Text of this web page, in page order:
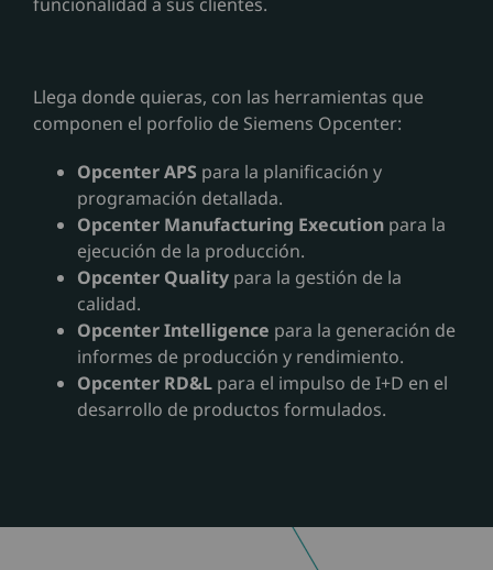
Llega donde quieras, con las herramientas que
componen el porfolio de Siemens Opcenter:
Opcenter APS para la planificación y
programación detallada.
Opcenter Manufacturing Execution para la
ejecución de la producción.
Opcenter Quality para la gestión de la
calidad.
Opcenter Intelligence para la generación de
informes de producción y rendimiento.
Opcenter RD&L para el impulso de I+D en el
desarrollo de productos formulados.